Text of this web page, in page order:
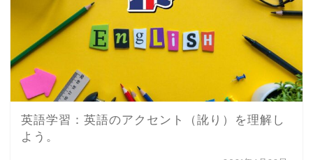
英語学習：英語のアクセント（訛り）を理解し
よう。